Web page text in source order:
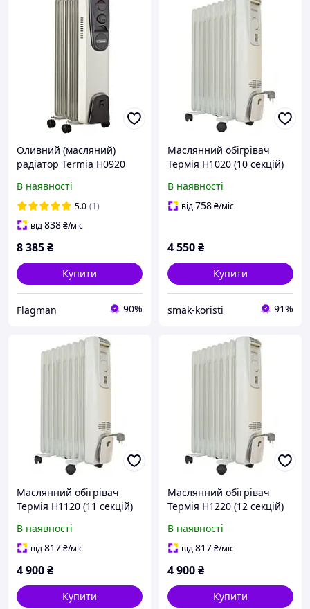
Оливний (масляний)
радіатор Termia Н0920
В наявності
5.0 (1)
від838₴/міс
8 385₴
Купити
Flagman 90%
Маслянний обігрівач
Термія Н1020 (10 секцій)
В наявності
від758₴/міс
4 550₴
Купити
smak-koristi 91%
Маслянний обігрівач
Термія Н1120 (11 секцій)
В наявності
від817₴/міс
4 900₴
Купити
Маслянний обігрівач
Термія Н1220 (12 секцій)
В наявності
від817₴/міс
4 900₴
Купити